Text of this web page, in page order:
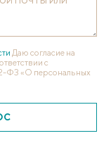
Даю согласие на
с
ФЗ «О персональных